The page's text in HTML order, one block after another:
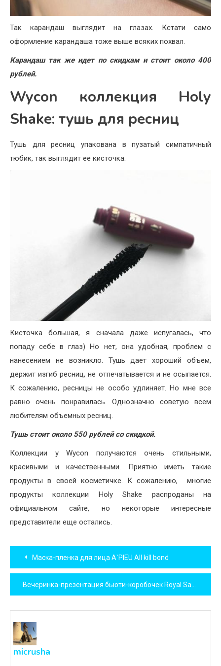
Так карандаш выглядит на глазах. Кстати само
оформление карандаша тоже выше всяких похвал.
Карандаш так же идет по скидкам и стоит около 400
рублей.
Wycon коллекция Holy
Shake: тушь для ресниц
Тушь для ресниц упакована в пузатый симпатичный
тюбик, так выглядит ее кисточка:
Кисточка большая, я сначала даже испугалась, что
попаду себе в глаз) Но нет, она удобная, проблем с
нанесением не возникло. Тушь дает хороший объем,
держит изгиб ресниц, не отпечатывается и не осыпается.
К сожалению, ресницы не особо удлиняет. Но мне все
равно очень понравилась. Однозначно советую всем
любителям объемных ресниц.
Тушь стоит около 550 рублей со скидкой.
Коллекции у Wycon получаются очень стильными,
красивыми и качественными. Приятно иметь такие
продукты в своей косметичке. К сожалению, многие
продукты коллекции Holy Shake распроданы на
официальном сайте, но некоторые интересные
представители еще остались.
Навигация
по
записям
Маска-пленка для лица A`PIEU All kill bond
micrusha